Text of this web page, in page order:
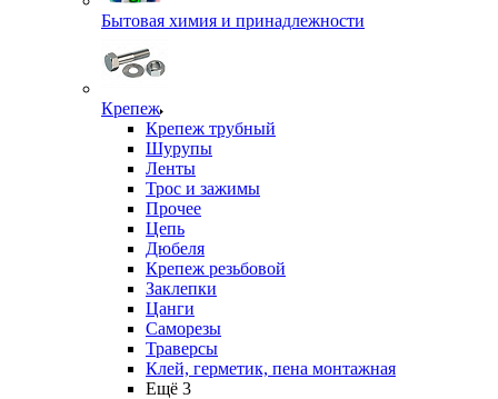
Бытовая химия и принадлежности
Крепеж
Крепеж трубный
Шурупы
Ленты
Трос и зажимы
Прочее
Цепь
Дюбеля
Крепеж резьбовой
Заклепки
Цанги
Саморезы
Траверсы
Клей, герметик, пена монтажная
Ещё 3